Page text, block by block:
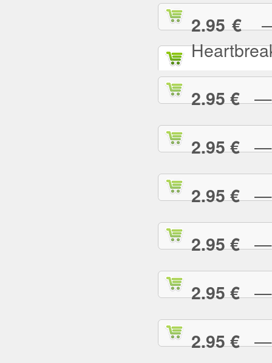
2.95 €—
2.95 €—
2.95 €—
2.95 €—
2.95 €—
2.95 €—
2.95 €—